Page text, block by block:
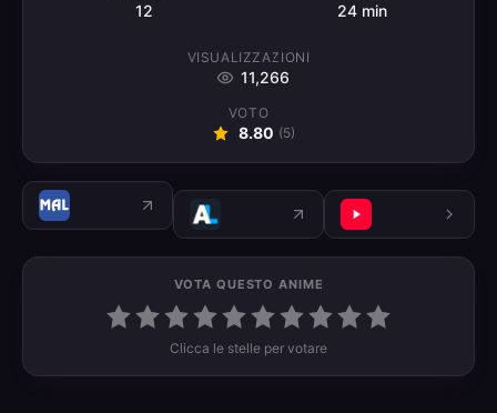
12 24 min
VISUALIZZAZIONI
11,266
VOTO
8.80 (5)
VOTA QUESTO ANIME
Clicca le stelle per votare